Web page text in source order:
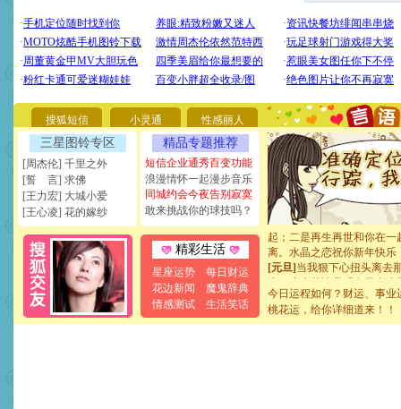
搜狐短信 小灵通 性感丽人
三星图铃专区
[周杰伦] 千里之外
[誓 言] 求佛
[王力宏] 大城小爱
[王心凌] 花的嫁纱
精品专题推荐
短信企业通秀百变功能
浪漫情怀一起漫步音乐
同城约会今夜告别寂寞
敢来挑战你的球技吗？
精彩生活
星座运势
每日财运
花边新闻
魔鬼辞典
情感测试
生活笑话
[圣诞节]圣诞节到了，想想
你太多，只有给你五千万
要平安！千万要知足！千
[圣诞节]不只这样的日子才
能正大光明地骚扰你,告诉
天都要快乐噢!
[圣诞节]奉上一颗祝福的心,
如意,快乐,鲜花,一切美好的
[元旦]看到你我会触电；看
断电。爱你是我职业，想
你是我专业！水晶之恋祝你
[元旦]如果上天让我许三个
起；二是再生再世和你在
离。水晶之恋祝你新年快乐
[元旦]当我狠下心扭头离去
泣，这痛楚让我明白我多
卖了。水晶之恋祝你新年快
[春节]风柔雨润好月圆，半
颜！冬去春来似水如烟，
今日运程如何？财运、事业
桃花运，给你详细道来！！